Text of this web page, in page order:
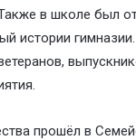
в школе был
истории
прошёл в